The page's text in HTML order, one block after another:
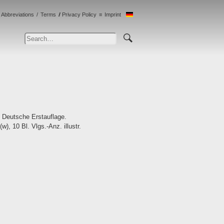
Abbreviations Terms Privacy Policy Imprint
Erstauflage.
10 Bl. Vlgs.-Anz. illustr.